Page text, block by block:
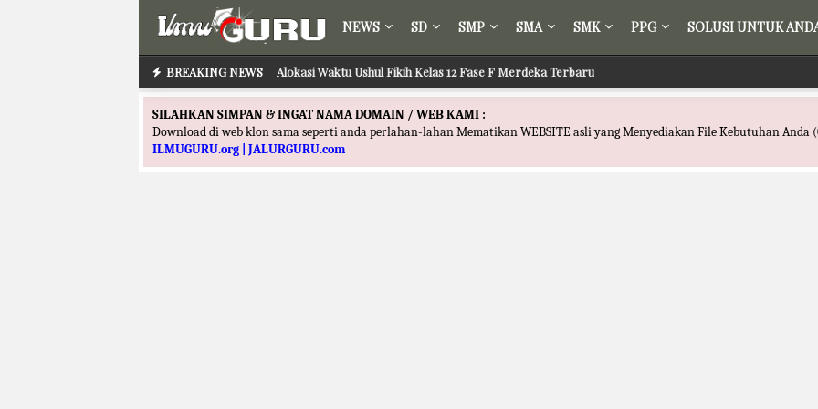
NEWS SD SMP SMA SMK PPG SOLUSI UNTUK
BREAKING NEWS Alokasi Waktu Ushul Fikih Kelas 12 Fase F Merdeka Terbaru
SILAHKAN SIMPAN & INGAT NAMA DOMAIN / WEB KAMI :
Download di web klon sama seperti anda perlahan-lahan Mematikan WEBSITE asli yang Menyediakan File Kebutuhan Anda
ILMUGURU.org | JALURGURU.com